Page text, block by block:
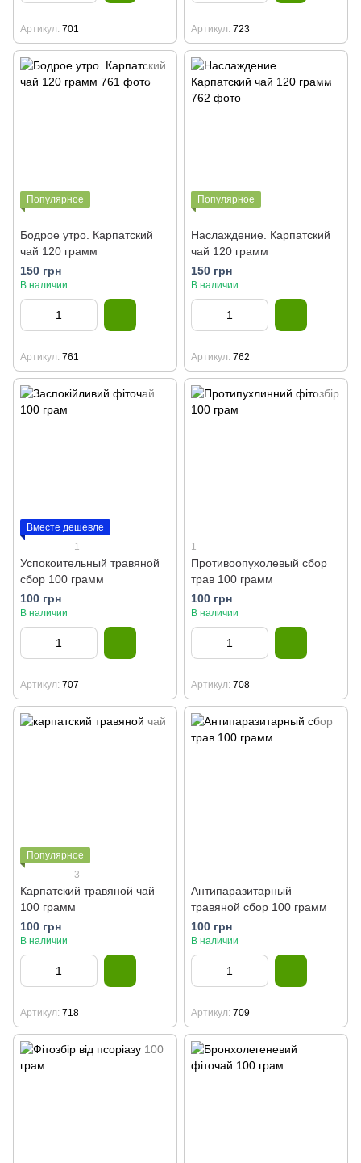
Артикул 701 Артикул 723
Популярное
Бодрое утро. Карпатский
чай 120 грамм
150 грн
В наличии
Артикул 761
Популярное
Наслаждение. Карпатский
чай 120 грамм
150 грн
В наличии
Артикул 762
Вместе дешевле
1
Успокоительный травяной
сбор 100 грамм
100 грн
В наличии
Артикул 707
1
Противоопухолевый сбор
трав 100 грамм
100 грн
В наличии
Артикул 708
Популярное
3
Карпатский травяной чай
100 грамм
100 грн
В наличии
Артикул 718
Антипаразитарный
травяной сбор 100 грамм
100 грн
В наличии
Артикул 709